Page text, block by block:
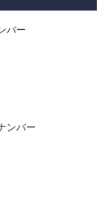
バー
ンバー